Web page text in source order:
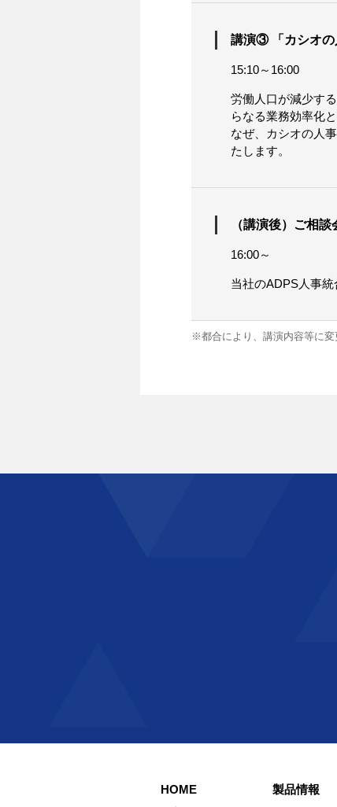
講演③ 「カシオの
15:10～16:00
労働人口が減少す
らなる業務効率化
なぜ、カシオの人
たします。
（講演後）ご相
16:00～
当社のADPS人事
※都合により、講演内容等に変
HOME
製品情報